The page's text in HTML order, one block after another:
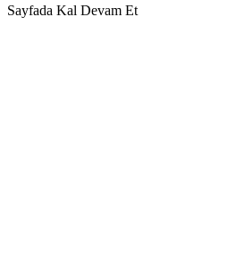
Sayfada Kal Devam Et